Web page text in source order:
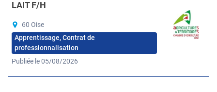
LAIT F/H
60 Oise
Apprentissage, Contrat de
professionnalisation
Publiée le 05/08/2026